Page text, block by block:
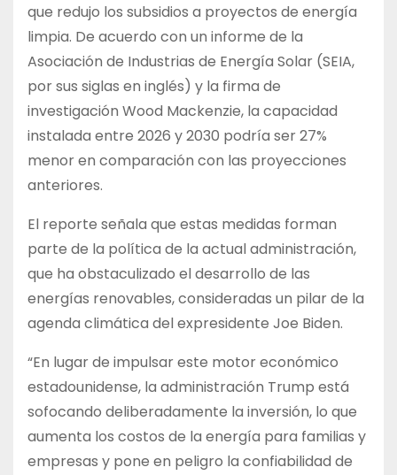
que redujo los subsidios a proyectos de energía
limpia. De acuerdo con un informe de la
Asociación de Industrias de Energía Solar (SEIA,
por sus siglas en inglés) y la firma de
investigación Wood Mackenzie, la capacidad
instalada entre 2026 y 2030 podría ser 27%
menor en comparación con las proyecciones
anteriores.
El reporte señala que estas medidas forman
parte de la política de la actual administración,
que ha obstaculizado el desarrollo de las
energías renovables, consideradas un pilar de la
agenda climática del expresidente Joe Biden.
“En lugar de impulsar este motor económico
estadounidense, la administración Trump está
sofocando deliberadamente la inversión, lo que
aumenta los costos de la energía para familias y
empresas y pone en peligro la confiabilidad de